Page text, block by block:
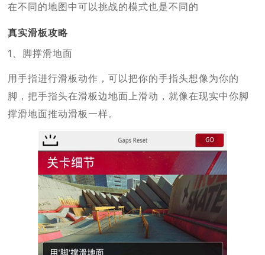
在不同的地图中可以挑战的模式也是不同的
真实滑板攻略
1、脚撑滑地面
用手指进行滑板动作，可以把你的手指头想像为你的
脚，把手指头在滑板边地面上滑动，就像在现实中你脚
撑滑地面推动滑板一样。